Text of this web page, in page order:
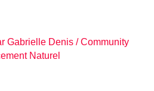
Gabrielle Denis/Community
Naturel